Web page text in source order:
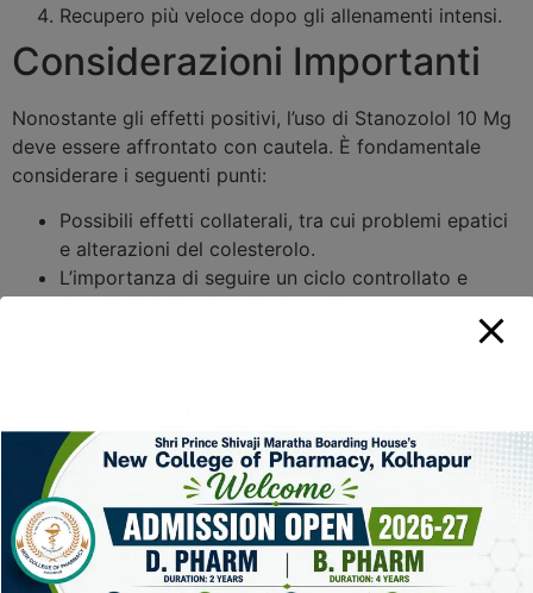
Recupero più veloce dopo gli allenamenti intensi.
Considerazioni Importanti
Nonostante gli effetti positivi, l’uso di Stanozolol 10 Mg
deve essere affrontato con cautela. È fondamentale
considerare i seguenti punti:
Possibili effetti collaterali, tra cui problemi epatici
e alterazioni del colesterolo.
L’importanza di seguire un ciclo controllato e
La legalità del suo uso varia in base ai regolamenti
In conclusione, Stanozolol 10 Mg può offrire risultati
interessanti per coloro che desiderano migliorare le
proprie prestazioni atletiche. Tuttavia, è essenziale
pesare i benefici contro i potenziali rischi, adottando un
approccio responsabile e informato.